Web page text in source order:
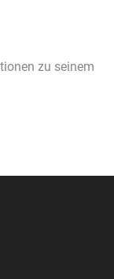
zu seinem